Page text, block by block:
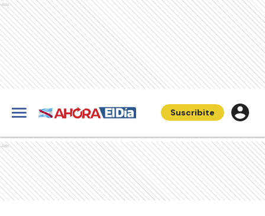
Ads
Suscribite
Ads